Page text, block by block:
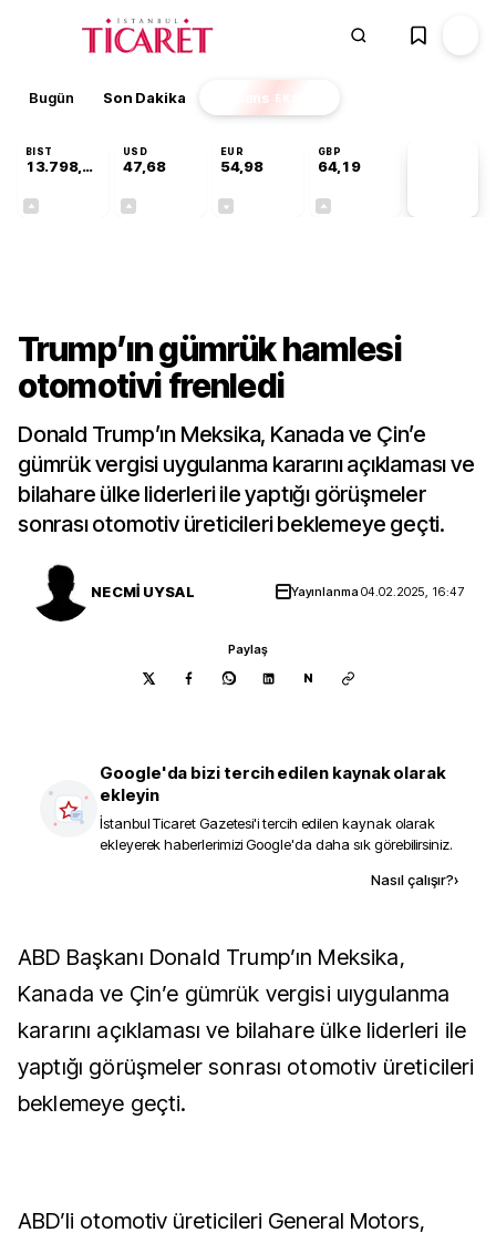
Bugün Son Dakika Finans EKSTRA
BIST
13.798,82
USD
47,68
EUR
54,98
GBP
64,19
Trump’ın gümrük hamlesi
otomotivi frenledi
Donald Trump’ın Meksika, Kanada ve Çin’e
gümrük vergisi uygulanma kararını açıklaması ve
bilahare ülke liderleri ile yaptığı görüşmeler
sonrası otomotiv üreticileri beklemeye geçti.
NECMİ UYSAL Yayınlanma04.02.2025, 16:47
Paylaş
N
Google'da bizi tercih edilen kaynak olarak
ekleyin
İstanbul Ticaret Gazetesi'i tercih edilen kaynak olarak
ekleyerek haberlerimizi Google'da daha sık görebilirsiniz.
Nasıl çalışır?›
ABD Başkanı Donald Trump’ın Meksika,
Kanada ve Çin’e gümrük vergisi uıygulanma
kararını açıklaması ve bilahare ülke liderleri ile
yaptığı görüşmeler sonrası otomotiv üreticileri
beklemeye geçti.
ABD’li otomotiv üreticileri General Motors,